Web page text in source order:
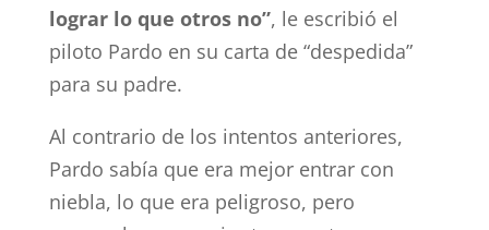
lograr lo que otros no”, le escribió el
piloto Pardo en su carta de “despedida”
para su padre.
Al contrario de los intentos anteriores,
Pardo sabía que era mejor entrar con
niebla, lo que era peligroso, pero